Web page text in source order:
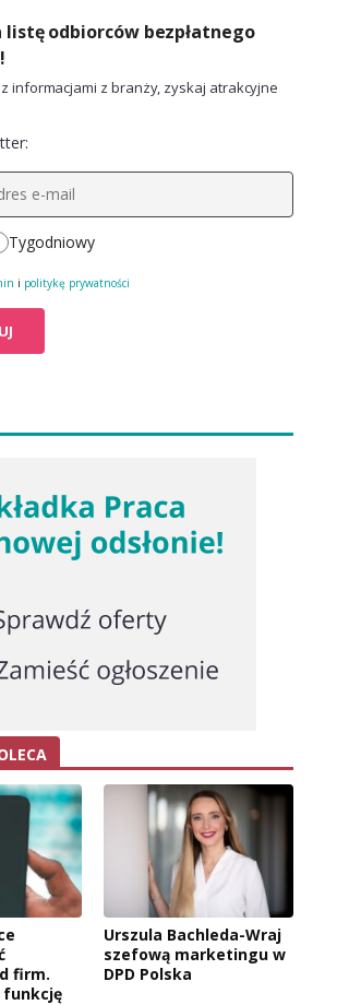
listę odbiorców bezpłatnego
informacjami z branży, zyskaj atrakcyjne
Tygodniowy
i politykę prywatności
firm.
funkcję
Urszula Bachleda-Wraj
szefową marketingu w
DPD Polska